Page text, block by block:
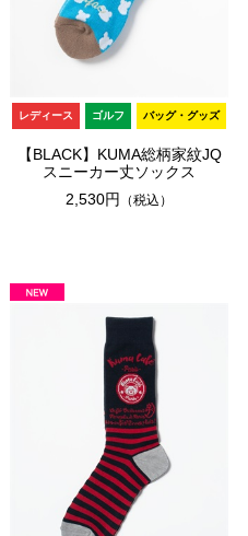
レディース ゴルフ バッグ・グッズ
【BLACK】KUMA総柄家紋JQ
スニーカー丈ソックス
2,530円
（税込）